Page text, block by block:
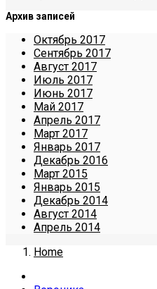
Архив записей
Октябрь 2017
Сентябрь 2017
Август 2017
Июль 2017
Июнь 2017
Май 2017
Апрель 2017
Март 2017
Январь 2017
Декабрь 2016
Март 2015
Январь 2015
Декабрь 2014
Август 2014
Апрель 2014
Home